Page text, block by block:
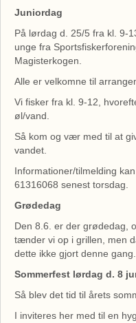
Juniordag
På lørdag d. 25/5 fra kl. 9-
unge fra
Magisterkogen.
Alle er velkomne til
Vi fisker fra kl. 9-12,
øl/vand.
Så kom og vær med til at
vandet.
Informationer/tilmelding
61316068 senest torsdag.
Grødedag
Den 8.6. er der grødedag,
tænder vi op i grillen, men
dette ikke gjort denne gang.
Sommerfest lørdag d. 8
Så blev det tid til årets
I inviteres her med til en